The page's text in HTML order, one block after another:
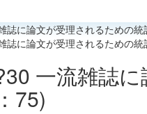
誌に論文が受理されるための
誌に論文が受理されるための
一流雑誌
75)